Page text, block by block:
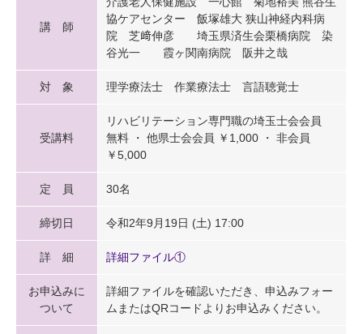
講 師
協ケアセンター 飯塚雄大 狭山神経内科病
院 芝﨑伸彦 埼玉県済生会栗橋病院 染
谷光一 霞ヶ関南病院 阪井之哉
対 象 理学療法士 作業療法士 言語聴覚士
受講料
リハビリテーション専門職の埼玉士会会員
無料 ・ 他県士会会員 ￥1,000 ・ 非会員
￥5,000
定 員 30名
締切日 令和2年9月19日 (土) 17:00
詳 細 詳細ファイル①
お申込みに
ついて
詳細ファイルを確認いただき、申込みフォー
ムまたはQRコードよりお申込みください。